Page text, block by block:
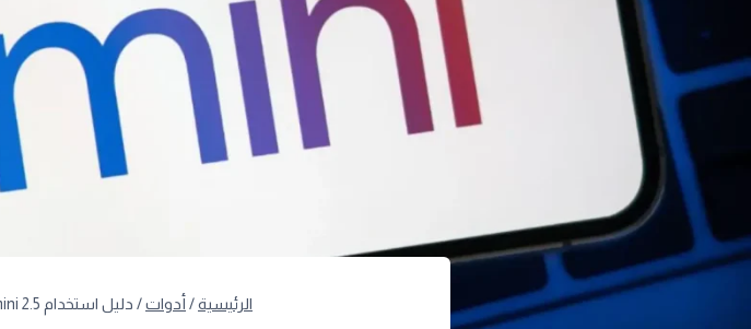
الرئيسية/ أدوات/ دليل استخدام Gemini 2.5 بالتفصيل وأهم مزاياه وعيوبه